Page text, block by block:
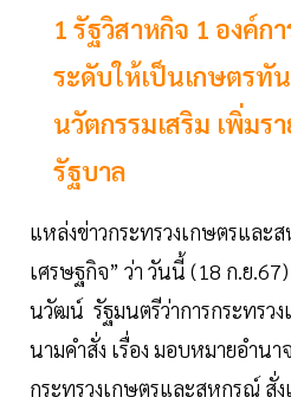
1 รัฐวิสาหกิจ 1 องค์ก
ระดับให้เป็นเกษตรทั
นวัตกรรมเสริม เพิ่มร
รัฐบาล
แหล่งข่าวกระทรวงเกษตรและ
เศรษฐกิจ” ว่า วันนี้ (18 ก.ย
นวัฒน์ รัฐมนตรีว่าการกระทรว
นามคำสั่ง เรื่อง มอบหมายอำนา
กระทรวงเกษตรและสหกรณ์ สั่